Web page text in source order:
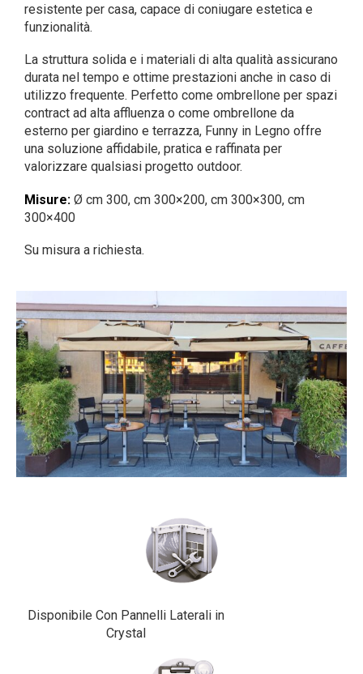
resistente per casa, capace di coniugare estetica e
funzionalità.
La struttura solida e i materiali di alta qualità assicurano
durata nel tempo e ottime prestazioni anche in caso di
utilizzo frequente. Perfetto come ombrellone per spazi
contract ad alta affluenza o come ombrellone da
esterno per giardino e terrazza, Funny in Legno offre
una soluzione affidabile, pratica e raffinata per
valorizzare qualsiasi progetto outdoor.
Misure: Ø cm 300, cm 300×200, cm 300×300, cm
300×400
Su misura a richiesta.
Disponibile Con Pannelli Laterali in
Crystal